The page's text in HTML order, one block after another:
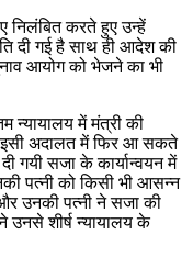
निलंबित करते हुए उन्हें
दी गई है साथ ही आदेश की
आयोग को भेजने का भी
न्यायालय में मंत्री की
इसी अदालत में फिर आ सकते
गयी सजा के कार्यान्वयन में
पत्नी को किसी भी आसन्न
और उनकी पत्नी ने सजा की
उनसे शीर्ष न्यायालय के